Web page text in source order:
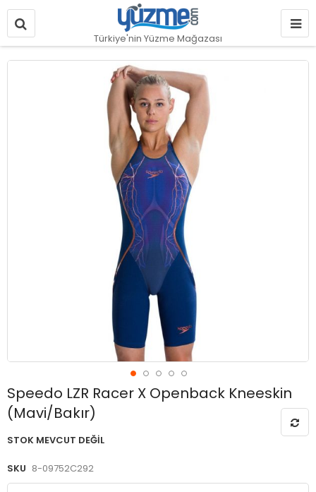
Türkiye'nin Yüzme Mağazası
Speedo LZR Racer X Openback Kneeskin
(Mavi/Bakır)
STOK MEVCUT DEĞIL
SKU 8-09752C292
Resim
Resim
galerisinin
başlangıcına